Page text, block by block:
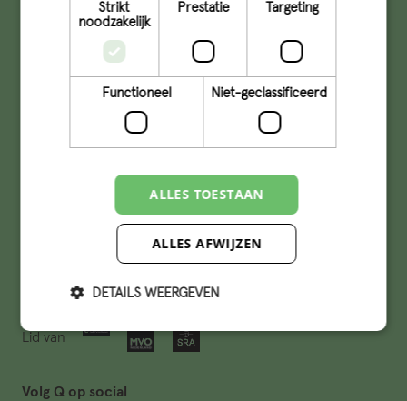
info@qconcepts.nl
KVK: 17277491
Lid van
Volg Q op social
Strikt
noodzakelijk
Prestatie Targeting
Functioneel Niet-geclassificeerd
ALLES TOESTAAN
ALLES AFWIJZEN
DETAILS WEERGEVEN